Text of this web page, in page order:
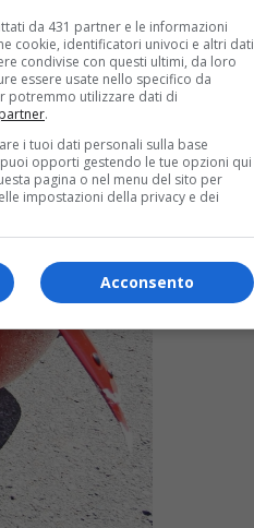
da 431 partner e le informazioni
cookie, identificatori univoci e altri dati
condivise con questi ultimi, da loro
essere usate nello specifico da
potremmo utilizzare dati di
.
i tuoi dati personali sulla base
opporti gestendo le tue opzioni qui
pagina o nel menu del sito per
impostazioni della privacy e dei
Acconsento